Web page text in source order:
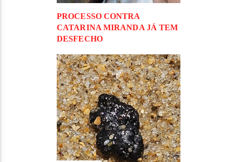
PROCESSO CONTRA
CATARINA MIRANDA JÁ TEM
DESFECHO